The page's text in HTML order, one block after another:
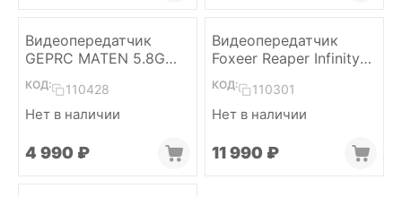
Видеопередатчик
GEPRC MATEN 5.8G
2.5W VTX
КОД: 110428
Нет в наличии
4 990 ₽
Видеопередатчик
Foxeer Reaper Infinity
10W 4.9G-6G 80CH VTx
КОД: 110301
Нет в наличии
11 990 ₽